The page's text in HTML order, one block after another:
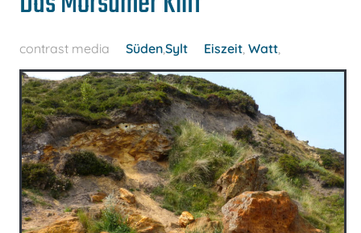
contrast media Süden,Sylt Eiszeit, Watt,